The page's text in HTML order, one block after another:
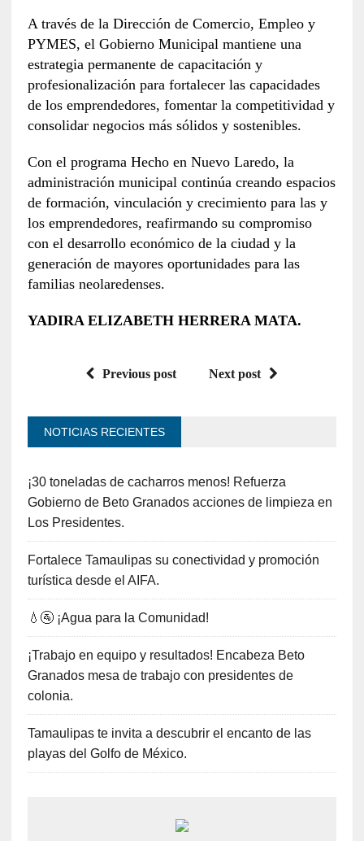
A través de la Dirección de Comercio, Empleo y
PYMES, el Gobierno Municipal mantiene una
estrategia permanente de capacitación y
profesionalización para fortalecer las capacidades
de los emprendedores, fomentar la competitividad y
consolidar negocios más sólidos y sostenibles.
Con el programa Hecho en Nuevo Laredo, la
administración municipal continúa creando espacios
de formación, vinculación y crecimiento para las y
los emprendedores, reafirmando su compromiso
con el desarrollo económico de la ciudad y la
generación de mayores oportunidades para las
familias neolaredenses.
YADIRA ELIZABETH HERRERA MATA.
Previous post Next post
NOTICIAS RECIENTES
¡30 toneladas de cacharros menos! Refuerza
Gobierno de Beto Granados acciones de limpieza en
Los Presidentes.
Fortalece Tamaulipas su conectividad y promoción
turística desde el AIFA.
💧🚰 ¡Agua para la Comunidad!
¡Trabajo en equipo y resultados! Encabeza Beto
Granados mesa de trabajo con presidentes de
colonia.
Tamaulipas te invita a descubrir el encanto de las
playas del Golfo de México.